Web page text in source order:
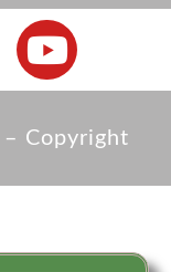
– Copyright